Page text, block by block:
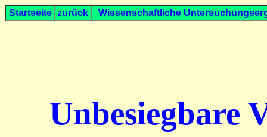
Startseite zurück Wissenschaftliche
Unbesiegbare